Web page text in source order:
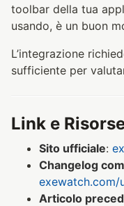
toolbar della tua
usando, è un buon
L’integrazione
sufficiente per
Link e
Sito ufficiale:
Changelog
exewatch.com/
Articolo